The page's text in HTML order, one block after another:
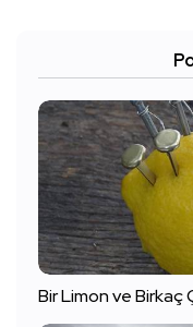
Bir Limon ve Birkaç